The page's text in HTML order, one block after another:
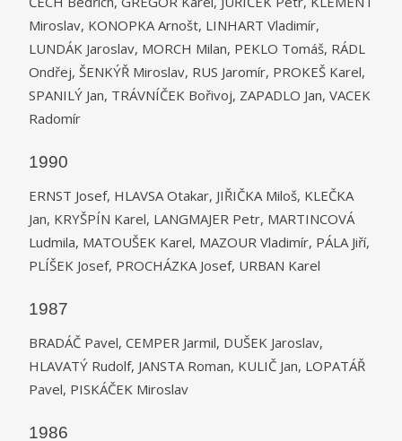
Miroslav, KONOPKA Arnošt, LINHART Vladimír,
LUNDÁK Jaroslav, MORCH Milan, PEKLO Tomáš, RÁDL
Ondřej, ŠENKÝŘ Miroslav, RUS Jaromír, PROKEŠ Karel,
SPANILÝ Jan, TRÁVNÍČEK Bořivoj, ZAPADLO Jan, VACEK
Radomír
1990
ERNST Josef, HLAVSA Otakar, JIŘIČKA Miloš, KLEČKA
Jan, KRYŠPÍN Karel, LANGMAJER Petr, MARTINCOVÁ
Ludmila, MATOUŠEK Karel, MAZOUR Vladimír, PÁLA Jiří,
PLÍŠEK Josef, PROCHÁZKA Josef, URBAN Karel
1987
BRADÁČ Pavel, CEMPER Jarmil, DUŠEK Jaroslav,
HLAVATÝ Rudolf, JANSTA Roman, KULIČ Jan, LOPATÁŘ
Pavel, PISKÁČEK Miroslav
1986